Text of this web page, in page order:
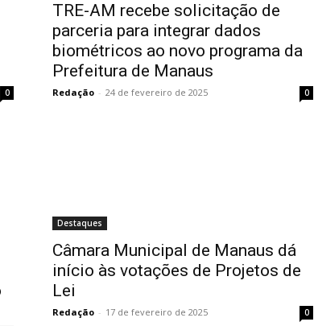
0
TRE-AM recebe solicitação de
parceria para integrar dados
biométricos ao novo programa da
Prefeitura de Manaus
Redação - 24 de fevereiro de 2025 0
Destaques
Câmara Municipal de Manaus dá
início às votações de Projetos de
Lei
Redação - 17 de fevereiro de 2025 0